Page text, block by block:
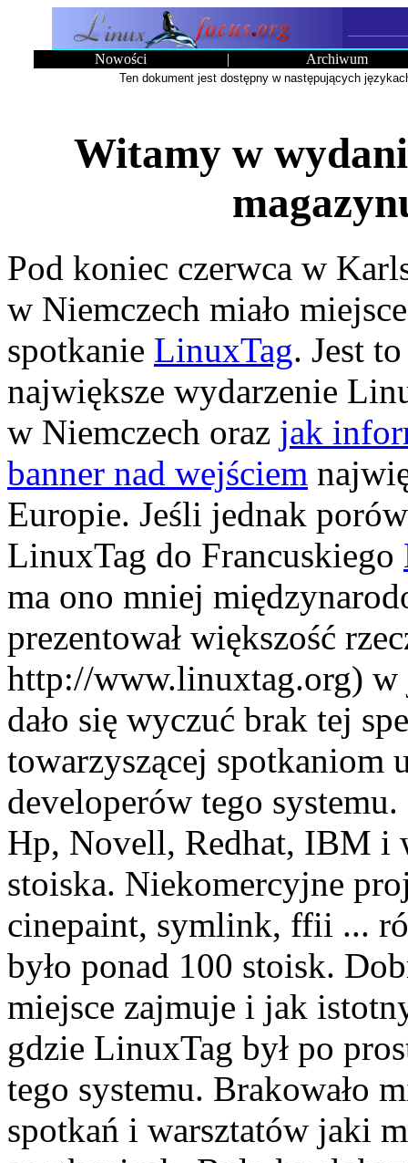
Nowości | Archiwum
Ten dokument jest dostępny w następujących
Witamy w
Pod koniec czerwca w
w Niemczech miało miejsce
spotkanie LinuxTag. Jest to
największe wydarzenie
w Niemczech oraz jak
banner nad wejściem
Europie. Jeśli jednak
LinuxTag do Francuskiego
ma ono mniej
prezentował większość
http://www.linuxtag.org)
dało się wyczuć brak tej
towarzyszącej
developerów tego
Hp, Novell, Redhat, IBM i
stoiska. Niekomercyjne
cinepaint, symlink, ffii ...
było ponad 100 stoisk.
miejsce zajmuje i jak
gdzie LinuxTag był po
tego systemu. Brakowało
spotkań i warsztatów jaki